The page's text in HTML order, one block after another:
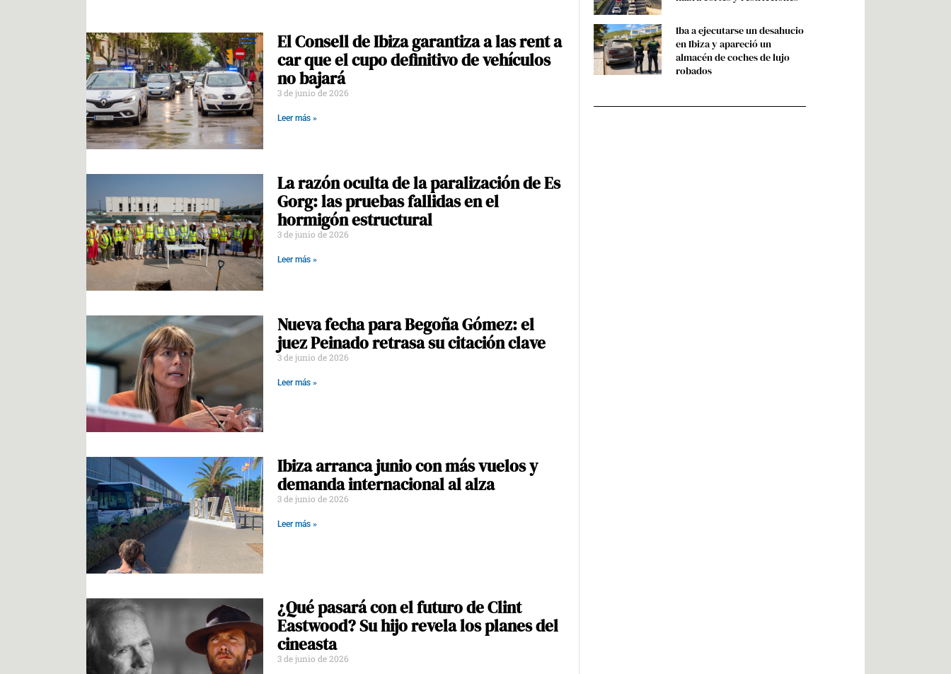
El Consell de Ibiza garantiza a las rent a
car que el cupo definitivo de vehículos
no bajará
3 de junio de 2026
Leer más »
La razón oculta de la paralización de Es
Gorg: las pruebas fallidas en el
hormigón estructural
3 de junio de 2026
Leer más »
Nueva fecha para Begoña Gómez: el
juez Peinado retrasa su citación clave
3 de junio de 2026
Leer más »
Ibiza arranca junio con más vuelos y
demanda internacional al alza
3 de junio de 2026
Leer más »
¿Qué pasará con el futuro de Clint
Eastwood? Su hijo revela los planes del
cineasta
3 de junio de 2026
Iba a ejecutarse un desahucio
en Ibiza y apareció un
almacén de coches de lujo
robados